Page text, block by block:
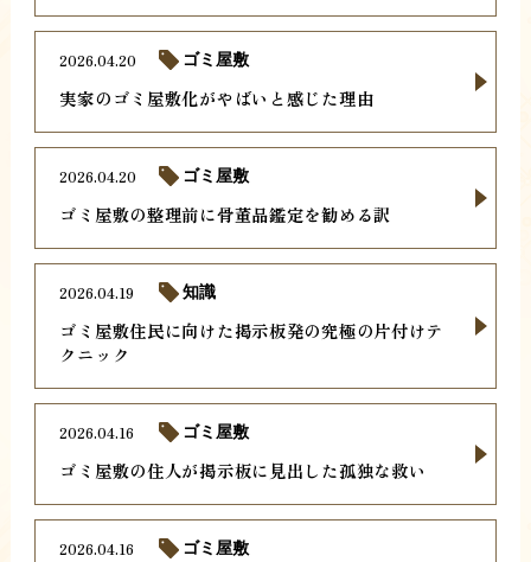
実家のゴミ屋敷化がやばいと感じた理由
2026.04.20 ゴミ屋敷
ゴミ屋敷の整理前に骨董品鑑定を勧める訳
2026.04.20 ゴミ屋敷
ゴミ屋敷住民に向けた掲示板発の究極の片付けテ
クニック
2026.04.19 知識
ゴミ屋敷の住人が掲示板に見出した孤独な救い
2026.04.16 ゴミ屋敷
2026.04.16 ゴミ屋敷